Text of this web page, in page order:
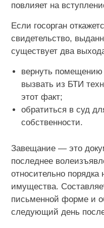
повлияет на
Если госорган
свидетельство,
существует два
вернуть
вызвать из БТИ
этот факт;
обратиться в суд
собственности.
Завещание — это
последнее
относительно порядка
имущества.
письменной форме и
следующий день